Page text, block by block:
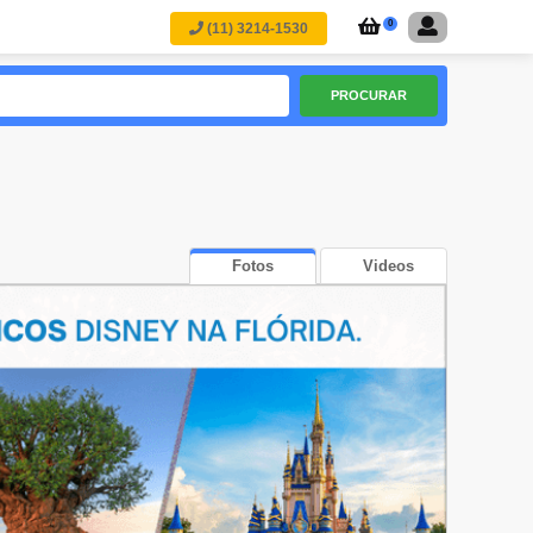
(11) 3214-1530 0
PROCURAR
Fotos Videos